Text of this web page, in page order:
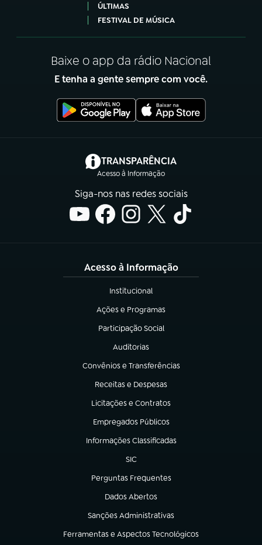
ÚLTIMAS
FESTIVAL DE MÚSICA
Baixe o app da rádio Nacional
E tenha a gente sempre com você.
TRANSPARÊNCIA
Acesso à Informação
(abre em nova aba)
Siga-nos nas redes sociais
Acesso à Informação
Institucional
(abre em nova aba)
Ações e Programas
(abre em nova aba)
Participação Social
(abre em nova aba)
Auditorias
(abre em nova aba)
Convênios e Transferências
(abre em nova aba)
Receitas e Despesas
(abre em nova aba)
Licitações e Contratos
(abre em nova aba)
Empregados Públicos
(abre em nova aba)
Informações Classificadas
(abre em nova aba)
SIC
(abre em nova aba)
Perguntas Frequentes
(abre em nova aba)
Dados Abertos
(abre em nova aba)
Sanções Administrativas
(abre em nova aba)
Ferramentas e Aspectos Tecnológicos
(abre em nova aba)